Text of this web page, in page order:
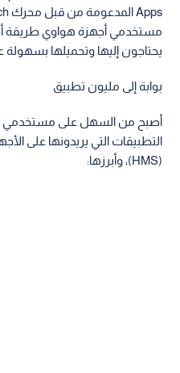
مستخدمي أجهزة هواوي طريقة
يحتاجون إليها وتحميلها بسهولة
بوابة إلى مليون تطبيق
أصبح من السهل على مستخدمي
التطبيقات التي يريدونها على
(HMS)، وأبرزها: